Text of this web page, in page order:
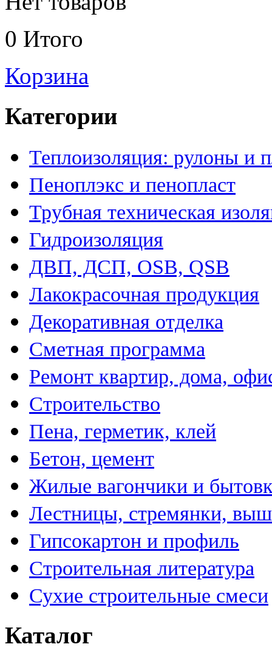
0 Итого
Корзина
Категории
Теплоизоляция: рулоны и
Пеноплэкс и пенопласт
Трубная техническая
Гидроизоляция
ДВП, ДСП, OSB, QSB
Лакокрасочная продукция
Декоративная отделка
Сметная программа
Ремонт квартир, дома,
Строительство
Пена, герметик, клей
Бетон, цемент
Жилые вагончики и
Лестницы, стремянки,
Гипсокартон и профиль
Строительная литература
Сухие строительные смеси
Каталог